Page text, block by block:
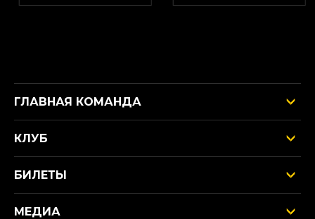
ГЛАВНАЯ КОМАНДА
КЛУБ
БИЛЕТЫ
МЕДИА